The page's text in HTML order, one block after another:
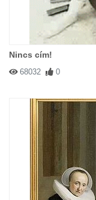
Nincs cím!
68032 0